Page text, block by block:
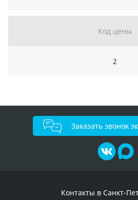
Код цены
2
Заказать звонок
Контакты в Санкт-